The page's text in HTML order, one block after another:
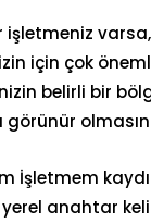
işletmeniz varsa,
için çok
belirli bir
İşletmem kaydı
anahtar